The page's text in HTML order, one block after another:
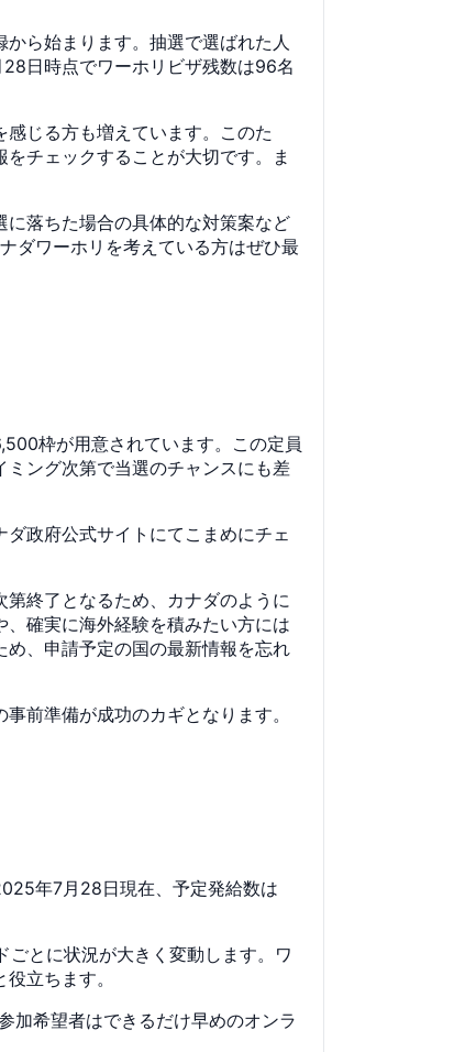
ら始まります。抽選で選ばれた人
日時点でワーホリビザ残数は96名
じる方も増えています。このた
チェックすることが大切です。ま
落ちた場合の具体的な対策案など
ダワーホリを考えている方はぜひ最
枠が用意されています。この定員
ング次第で当選のチャンスにも差
政府公式サイトにてこまめにチェ
終了となるため、カナダのように
確実に海外経験を積みたい方には
、申請予定の国の最新情報を忘れ
前準備が成功のカギとなります。
年7月28日現在、予定発給数は
とに状況が大きく変動します。ワ
立ちます。
加希望者はできるだけ早めのオンラ